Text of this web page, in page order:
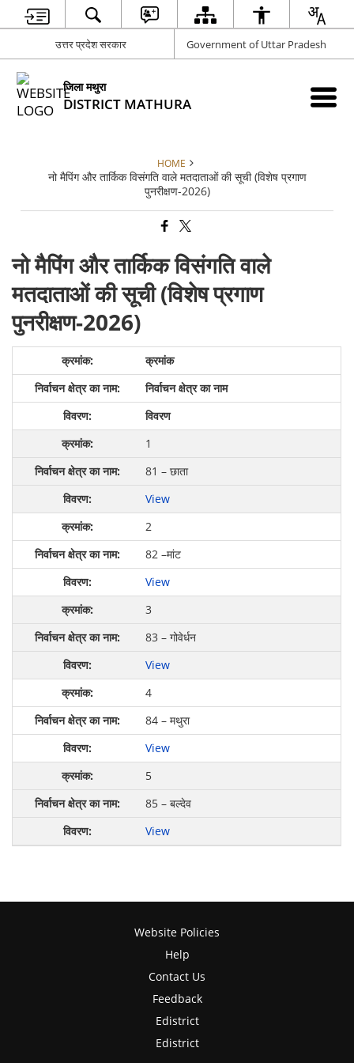
उत्तर प्रदेश सरकार Government of Uttar Pradesh
जिला मथुरा
DISTRICT MATHURA
HOME
नो मैपिंग और तार्किक विसंगति वाले मतदाताओं की सूची (विशेष प्रगाण
पुनरीक्षण-2026)
नो मैपिंग और तार्किक विसंगति वाले
मतदाताओं की सूची (विशेष प्रगाण
पुनरीक्षण-2026)
क्रमांक
निर्वाचन क्षेत्र का नाम
विवरण
1
81 – छाता
View
2
82 –मांट
View
3
83 – गोवेर्धन
View
4
84 – मथुरा
View
5
85 – बल्देव
View
Website Policies
Help
Contact Us
Feedback
Edistrict
Edistrict